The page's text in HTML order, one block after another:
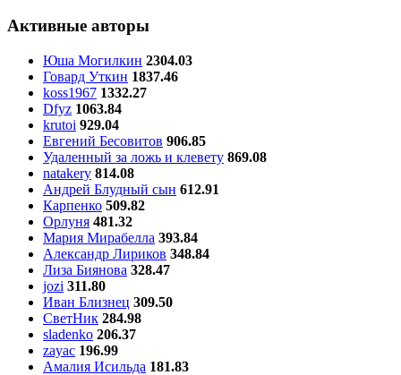
Активные авторы
Юша Могилкин 2304.03
Говард Уткин 1837.46
koss1967 1332.27
Dfyz 1063.84
krutoi 929.04
Евгений Бесовитов 906.85
Удаленный за ложь и клевету 869.08
natakery 814.08
Андрей Блудный сын 612.91
Карпенко 509.82
Орлуня 481.32
Мария Мирабелла 393.84
Александр Лириков 348.84
Лиза Биянова 328.47
jozi 311.80
Иван Близнец 309.50
СветНик 284.98
sladenko 206.37
zayac 196.99
Амалия Исильда 181.83